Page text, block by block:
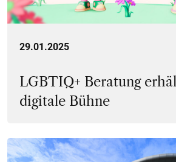
29.01.2025
LGBTIQ+ Beratung
digitale Bühne